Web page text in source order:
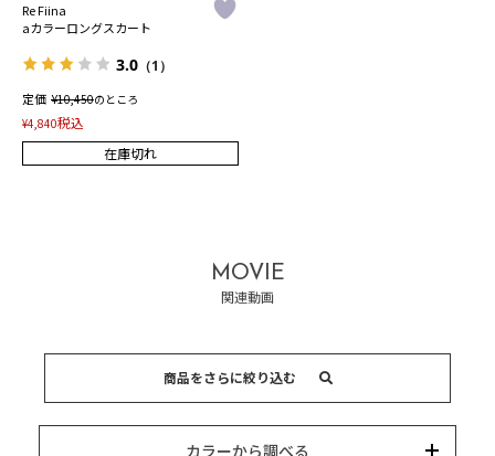
Re Fiina
aカラーロングスカート
3.0 （1）
定価 ¥10,450のところ
¥4,840税込
在庫切れ
MOVIE
関連動画
商品をさらに絞り込む
カラーから調べる